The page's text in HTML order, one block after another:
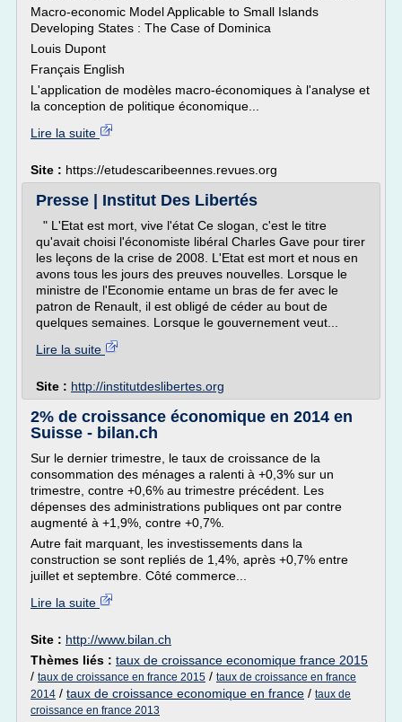
Macro-economic Model Applicable to Small Islands
Developing States : The Case of Dominica
Louis Dupont
Français English
L'application de modèles macro-économiques à l'analyse et
la conception de politique économique...
Lire la suite
Site : https://etudescaribeennes.revues.org
Presse | Institut Des Libertés
" L'Etat est mort, vive l'état Ce slogan, c'est le titre
qu'avait choisi l'économiste libéral Charles Gave pour tirer
les leçons de la crise de 2008. L'Etat est mort et nous en
avons tous les jours des preuves nouvelles. Lorsque le
ministre de l'Economie entame un bras de fer avec le
patron de Renault, il est obligé de céder au bout de
quelques semaines. Lorsque le gouvernement veut...
Lire la suite
Site : http://institutdeslibertes.org
2% de croissance économique en 2014 en
Suisse - bilan.ch
Sur le dernier trimestre, le taux de croissance de la
consommation des ménages a ralenti à +0,3% sur un
trimestre, contre +0,6% au trimestre précédent. Les
dépenses des administrations publiques ont par contre
augmenté à +1,9%, contre +0,7%.
Autre fait marquant, les investissements dans la
construction se sont repliés de 1,4%, après +0,7% entre
juillet et septembre. Côté commerce...
Lire la suite
Site : http://www.bilan.ch
Thèmes liés : taux de croissance economique france 2015
/ taux de croissance en france 2015 / taux de croissance en france
2014 / taux de croissance economique en france / taux de
croissance en france 2013